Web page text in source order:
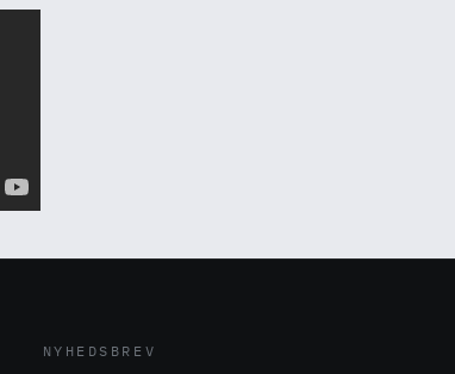
NYHEDSBREV